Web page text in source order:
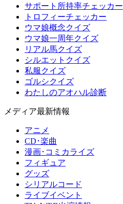
サポート所持率チェッカー
トロフィーチェッカー
ウマ娘概念クイズ
ウマ娘一周年クイズ
リアル馬クイズ
シルエットクイズ
私服クイズ
ゴルシクイズ
わたしのアオハル診断
メディア最新情報
アニメ
CD･楽曲
漫画･コミカライズ
フィギュア
グッズ
シリアルコード
ライブイベント